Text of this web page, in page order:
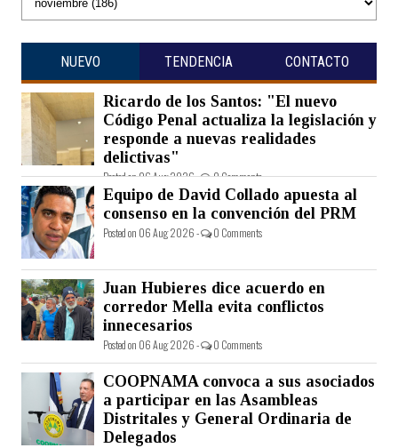
NUEVO TENDENCIA CONTACTO
Ricardo de los Santos: "El nuevo
Código Penal actualiza la legislación y
responde a nuevas realidades
delictivas"
Posted on 06 Aug 2026 - 0 Comments
Equipo de David Collado apuesta al
consenso en la convención del PRM
Posted on 06 Aug 2026 - 0 Comments
Juan Hubieres dice acuerdo en
corredor Mella evita conflictos
innecesarios
Posted on 06 Aug 2026 - 0 Comments
COOPNAMA convoca a sus asociados
a participar en las Asambleas
Distritales y General Ordinaria de
Delegados